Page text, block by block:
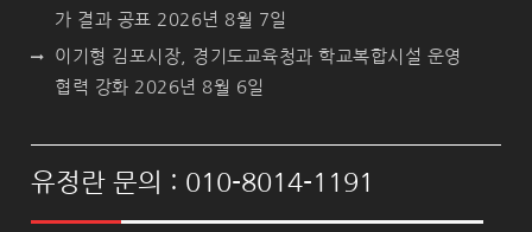
가 결과 공표 2026년 8월 7일
이기형 김포시장, 경기도교육청과 학교복합시설 운영
협력 강화 2026년 8월 6일
유정란 문의 : 010-8014-1191